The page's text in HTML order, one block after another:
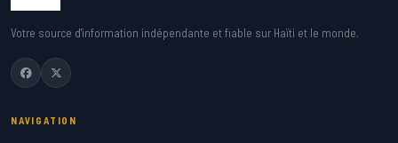
Votre source d'information indépendante et fiable sur Haïti et le monde.
NAVIGATION